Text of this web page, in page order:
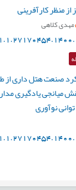
منظر کارآفرینی
کلاهی
صنعت هتل داری از
میانجی یادگیری
نوآوری